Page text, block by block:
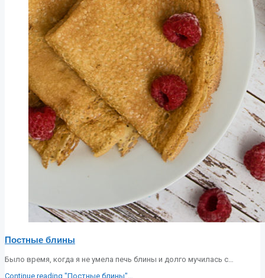
Постные блины
Было время, когда я не умела печь блины и долго мучилась с…
Continue reading "Постные блины"…